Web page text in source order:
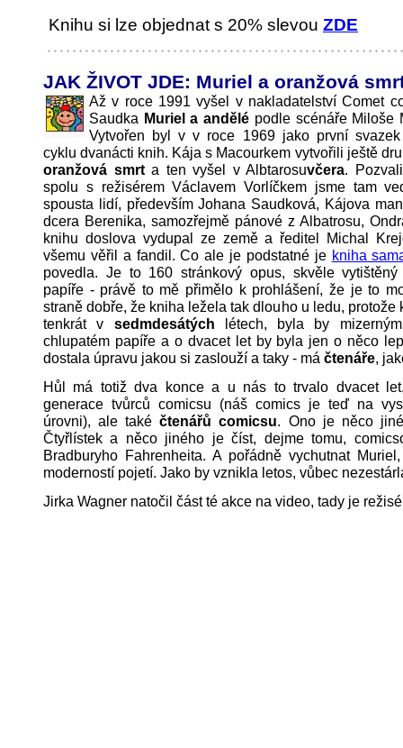
Knihu si lze objednat s 20% slevou ZDE
JAK ŽIVOT JDE: Muriel a oranžová
Až v roce 1991 vyšel v nakladatelství Comet
Saudka Muriel a andělé podle scénáře Miloše
Vytvořen byl v v roce 1969 jako první svazek
cyklu dvanácti knih. Kája s Macourkem vytvořili ještě
oranžová smrta ten vyšel v Albtarosuvčera.
spolu s režisérem Václavem Vorlíčkem jsme tam
spousta lidí, především Johana Saudková, Kájova
dcera Berenika, samozřejmě pánové z Albatrosu,
knihu doslova vydupal ze země a ředitel Michal
všemu věřil a fandil. Co ale je podstatné je kniha
povedla. Je to 160 stránkový opus, skvěle
papíře - právě to mě přimělo k prohlášení, že je to
straně dobře, že kniha ležela tak dlouho u ledu, protože
tenkrát v sedmdesátých létech, byla by
chlupatém papíře a o dvacet let by byla jen o něco
dostala úpravu jakou si zaslouží a taky - má čtenáře,
Hůl má totiž dva konce a u nás to trvalo dvacet
generace tvůrců comicsu (náš comics je teď na
úrovni), ale takéčtenářů comicsu. Ono je něco
Čtyřlístek a něco jiného je číst, dejme tomu,
Bradburyho Fahrenheita. A pořádně vychutnat
moderností pojetí. Jako by vznikla letos, vůbec
Jirka Wagner natočil část té akce na video, tady je